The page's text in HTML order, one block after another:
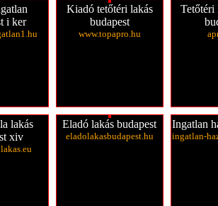
i ker
Kiadó tetőtéri lakás
budapest
www.topapro.hu
Tetőtéri
lakás
xiv
Eladó lakás budapest
eladolakasbudapest.hu
Ingatlan
ingatlan-